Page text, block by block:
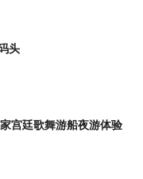
头
宫廷歌舞游船夜游体验